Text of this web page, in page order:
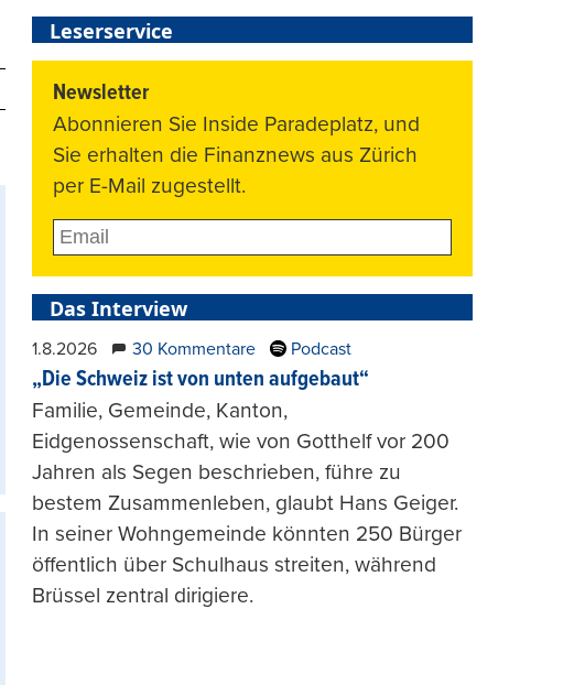
Leserservice
Newsletter
Abonnieren Sie Inside Paradeplatz, und
Sie erhalten die Finanznews aus Zürich
per E-Mail zugestellt.
Das Interview
1.8.2026 30 Kommentare Podcast
„Die Schweiz ist von unten aufgebaut“
Familie, Gemeinde, Kanton,
Eidgenossenschaft, wie von Gotthelf vor 200
Jahren als Segen beschrieben, führe zu
bestem Zusammenleben, glaubt Hans Geiger.
In seiner Wohngemeinde könnten 250 Bürger
öffentlich über Schulhaus streiten, während
Brüssel zentral dirigiere.